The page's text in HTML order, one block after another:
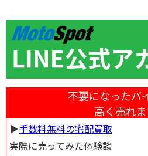
不要になったバ
高く売れま
▶︎手数料無料の宅配買取
実際に売ってみた体験談